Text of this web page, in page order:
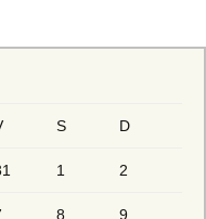
S D
1 2
8 9